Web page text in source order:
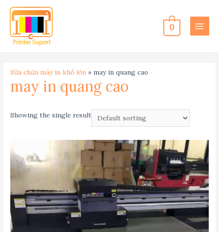
0
MAIN
Sữa chữa máy in khổ lớn » may in quang cao
may in quang cao
Showing the single result